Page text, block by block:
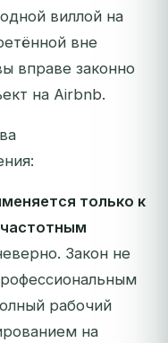
виллой на
вне
вправе законно
на Airbnb.
только к
Закон не
рабочий
на